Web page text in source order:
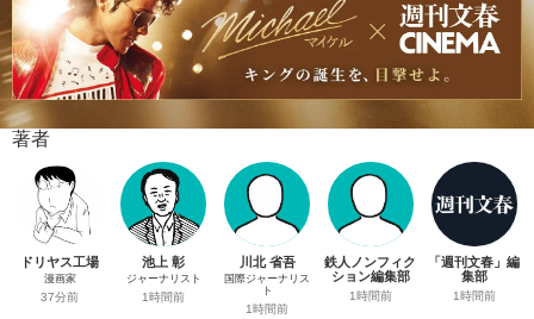
著者
ドリヤス工場
漫画家
37分前
池上 彰
ジャーナリスト
1時間前
川北 省吾
国際ジャーナリス
ト
1時間前
鉄人ノンフィク
ション編集部
1時間前
「週刊文春」編
集部
1時間前